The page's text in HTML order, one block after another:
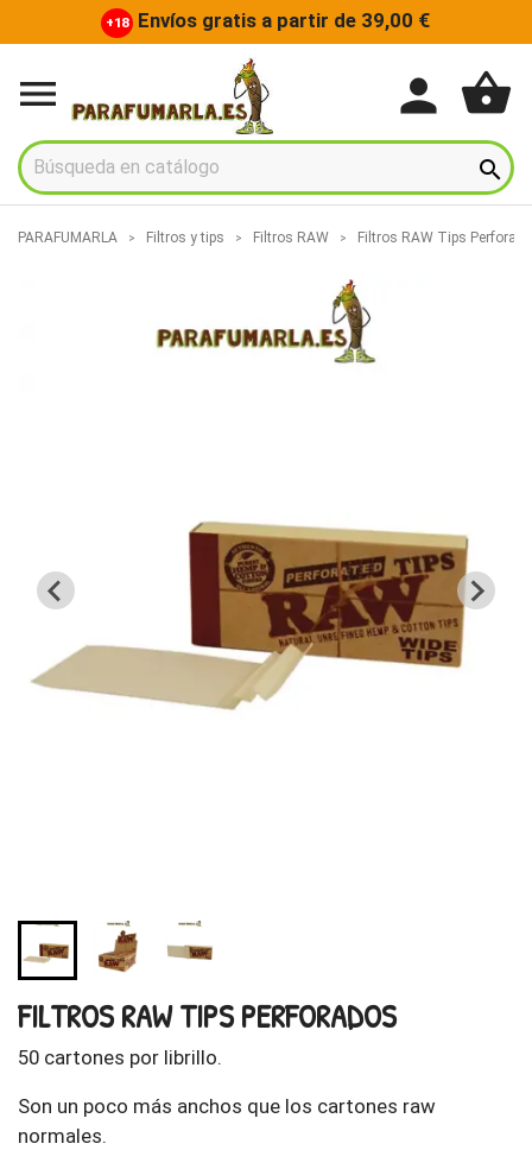
+18 Envíos gratis a partir de 39,00 €
 person shopping_basket

PARAFUMARLA Filtros y tips Filtros RAW Filtros RAW Tips
FILTROS RAW TIPS PERFORADOS
50 cartones por librillo.
Son un poco más anchos que los cartones raw
normales.